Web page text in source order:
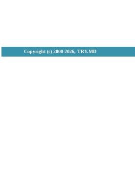
Copyright (с) 2000-2026, TRY.MD